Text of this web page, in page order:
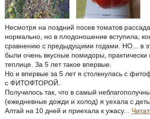
Несмотря на поздний посев томатов
нормально, но в плодоношение вступила,
сравнению с предыдущими годами. НО... в
были очень вкусные помидоры, практически
теплице. За 5 лет такое впервые.
Но и впервые за 5 лет я столкнулась с
с ФИТОФТОРОЙ.
Получилось так, что в самый
(ежедневные дожди и холод) я уехала с
Алтай на 10 дней и приехала к ужасу...